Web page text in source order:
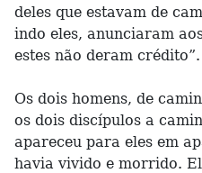
deles que estavam de
indo eles, anunciaram
estes não deram crédito”.
Os dois homens, de
os dois discípulos a
apareceu para eles em
havia vivido e morrido.